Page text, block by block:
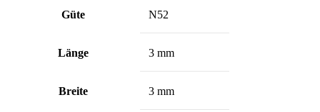
Güte N52
Länge 3 mm
Breite 3 mm